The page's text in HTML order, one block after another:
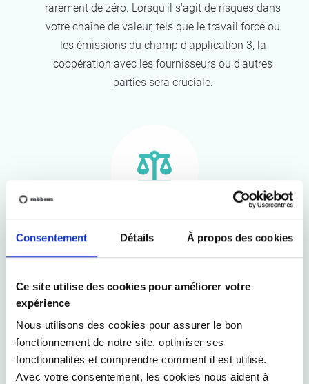
Consentement Détails À propos des cookies
Ce site utilise des cookies pour améliorer votre
expérience
Nous utilisons des cookies pour assurer le bon
fonctionnement de notre site, optimiser ses
fonctionnalités et comprendre comment il est utilisé.
Avec votre consentement, les cookies nous aident à
rarement de zéro. Lorsqu'il s'agit de risques dans
votre chaîne de valeur, tels que le travail forcé ou
les émissions du champ d'application 3, la
coopération avec les fournisseurs ou d'autres
parties sera cruciale.
Intégration dans les activités de
Le devoir de diligence doit être intégré dans
divers aspects de vos activités, de la gestion des
achats et des fournisseurs au développement
durable et à la conformité. Nous pouvons vous
aider à réunir les bonnes personnes, à rédiger des
documents de politique générale ou, si